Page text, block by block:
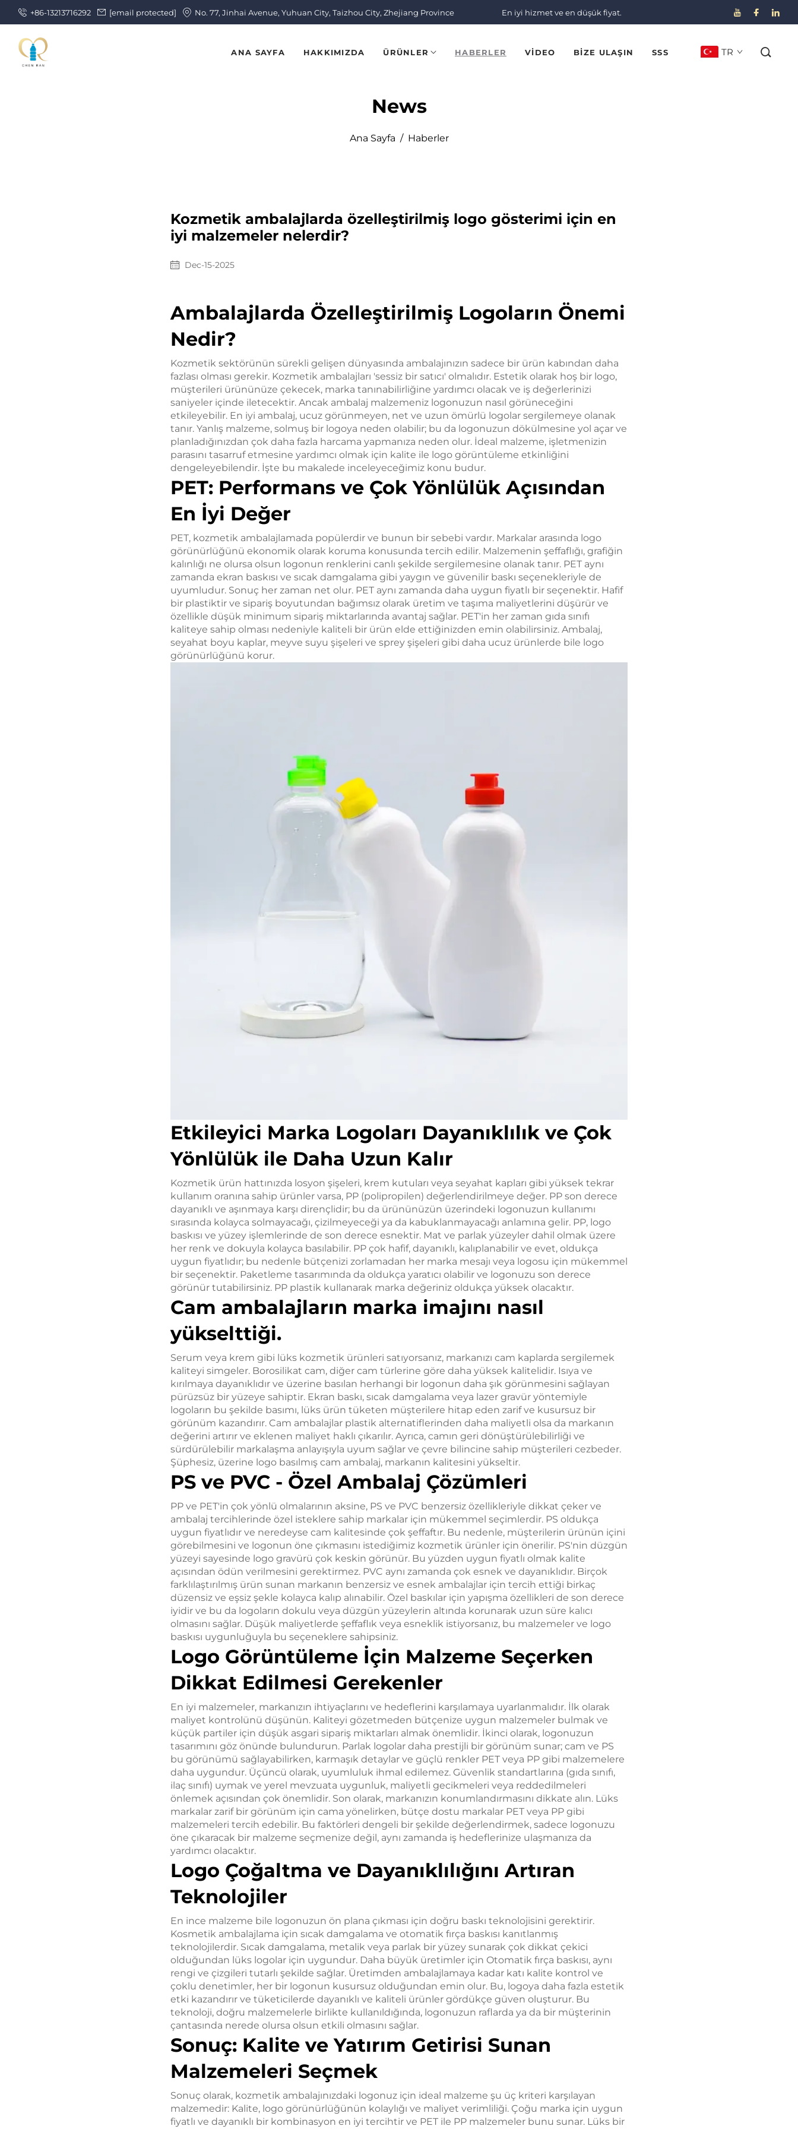
+86-13213716292 [email protected] No. 77, Jinhai Avenue, Yuhuan City, Taizhou City, Zhejiang Province En iyi hizmet ve en düşük fiyat.
ANA SAYFA HAKKIMIZDA ÜRÜNLER HABERLER VIDEO BIZE ULAŞIN SSS TR
Ana Sayfa / Haberler
News
Kozmetik ambalajlarda özelleştirilmiş logo gösterimi için en
iyi malzemeler nelerdir?
Dec-15-2025
Ambalajlarda Özelleştirilmiş Logoların Önemi
Nedir?
Kozmetik sektörünün sürekli gelişen dünyasında ambalajınızın sadece bir ürün kabından daha
fazlası olması gerekir. Kozmetik ambalajları 'sessiz bir satıcı' olmalıdır. Estetik olarak hoş bir logo,
müşterileri ürününüze çekecek, marka tanınabilirliğine yardımcı olacak ve iş değerlerinizi
saniyeler içinde iletecektir. Ancak ambalaj malzemeniz logonuzun nasıl görüneceğini
etkileyebilir. En iyi ambalaj, ucuz görünmeyen, net ve uzun ömürlü logolar sergilemeye olanak
tanır. Yanlış malzeme, solmuş bir logoya neden olabilir; bu da logonuzun dökülmesine yol açar ve
planladığınızdan çok daha fazla harcama yapmanıza neden olur. İdeal malzeme, işletmenizin
parasını tasarruf etmesine yardımcı olmak için kalite ile logo görüntüleme etkinliğini
dengeleyebilendir. İşte bu makalede inceleyeceğimiz konu budur.
PET: Performans ve Çok Yönlülük Açısından
En İyi Değer
PET, kozmetik ambalajlamada popülerdir ve bunun bir sebebi vardır. Markalar arasında logo
görünürlüğünü ekonomik olarak koruma konusunda tercih edilir. Malzemenin şeffaflığı, grafiğin
kalınlığı ne olursa olsun logonun renklerini canlı şekilde sergilemesine olanak tanır. PET aynı
zamanda ekran baskısı ve sıcak damgalama gibi yaygın ve güvenilir baskı seçenekleriyle de
uyumludur. Sonuç her zaman net olur. PET aynı zamanda daha uygun fiyatlı bir seçenektir. Hafif
bir plastiktir ve sipariş boyutundan bağımsız olarak üretim ve taşıma maliyetlerini düşürür ve
özellikle düşük minimum sipariş miktarlarında avantaj sağlar. PET'in her zaman gıda sınıfı
kaliteye sahip olması nedeniyle kaliteli bir ürün elde ettiğinizden emin olabilirsiniz. Ambalaj,
seyahat boyu kaplar, meyve suyu şişeleri ve sprey şişeleri gibi daha ucuz ürünlerde bile logo
görünürlüğünü korur.
Etkileyici Marka Logoları Dayanıklılık ve Çok
Yönlülük ile Daha Uzun Kalır
Kozmetik ürün hattınızda losyon şişeleri, krem kutuları veya seyahat kapları gibi yüksek tekrar
kullanım oranına sahip ürünler varsa, PP (polipropilen) değerlendirilmeye değer. PP son derece
dayanıklı ve aşınmaya karşı dirençlidir; bu da ürününüzün üzerindeki logonuzun kullanımı
sırasında kolayca solmayacağı, çizilmeyeceği ya da kabuklanmayacağı anlamına gelir. PP, logo
baskısı ve yüzey işlemlerinde de son derece esnektir. Mat ve parlak yüzeyler dahil olmak üzere
her renk ve dokuyla kolayca basılabilir. PP çok hafif, dayanıklı, kalıplanabilir ve evet, oldukça
uygun fiyatlıdır; bu nedenle bütçenizi zorlamadan her marka mesajı veya logosu için mükemmel
bir seçenektir. Paketleme tasarımında da oldukça yaratıcı olabilir ve logonuzu son derece
görünür tutabilirsiniz. PP plastik kullanarak marka değeriniz oldukça yüksek olacaktır.
Cam ambalajların marka imajını nasıl
yükselttiği.
Serum veya krem gibi lüks kozmetik ürünleri satıyorsanız, markanızı cam kaplarda sergilemek
kaliteyi simgeler. Borosilikat cam, diğer cam türlerine göre daha yüksek kalitelidir. Isıya ve
kırılmaya dayanıklıdır ve üzerine basılan herhangi bir logonun daha şık görünmesini sağlayan
pürüzsüz bir yüzeye sahiptir. Ekran baskı, sıcak damgalama veya lazer gravür yöntemiyle
logoların bu şekilde basımı, lüks ürün tüketen müşterilere hitap eden zarif ve kusursuz bir
görünüm kazandırır. Cam ambalajlar plastik alternatiflerinden daha maliyetli olsa da markanın
değerini artırır ve eklenen maliyet haklı çıkarılır. Ayrıca, camın geri dönüştürülebilirliği ve
sürdürülebilir markalaşma anlayışıyla uyum sağlar ve çevre bilincine sahip müşterileri cezbeder.
Şüphesiz, üzerine logo basılmış cam ambalaj, markanın kalitesini yükseltir.
PS ve PVC - Özel Ambalaj Çözümleri
PP ve PET'in çok yönlü olmalarının aksine, PS ve PVC benzersiz özellikleriyle dikkat çeker ve
ambalaj tercihlerinde özel isteklere sahip markalar için mükemmel seçimlerdir. PS oldukça
uygun fiyatlıdır ve neredeyse cam kalitesinde çok şeffaftır. Bu nedenle, müşterilerin ürünün içini
görebilmesini ve logonun öne çıkmasını istediğimiz kozmetik ürünler için önerilir. PS'nin düzgün
yüzeyi sayesinde logo gravürü çok keskin görünür. Bu yüzden uygun fiyatlı olmak kalite
açısından ödün verilmesini gerektirmez. PVC aynı zamanda çok esnek ve dayanıklıdır. Birçok
farklılaştırılmış ürün sunan markanın benzersiz ve esnek ambalajlar için tercih ettiği birkaç
düzensiz ve eşsiz şekle kolayca kalıp alınabilir. Özel baskılar için yapışma özellikleri de son derece
iyidir ve bu da logoların dokulu veya düzgün yüzeylerin altında korunarak uzun süre kalıcı
olmasını sağlar. Düşük maliyetlerde şeffaflık veya esneklik istiyorsanız, bu malzemeler ve logo
baskısı uygunluğuyla bu seçeneklere sahipsiniz.
Logo Görüntüleme İçin Malzeme Seçerken
Dikkat Edilmesi Gerekenler
En iyi malzemeler, markanızın ihtiyaçlarını ve hedeflerini karşılamaya uyarlanmalıdır. İlk olarak
maliyet kontrolünü düşünün. Kaliteyi gözetmeden bütçenize uygun malzemeler bulmak ve
küçük partiler için düşük asgari sipariş miktarları almak önemlidir. İkinci olarak, logonuzun
tasarımını göz önünde bulundurun. Parlak logolar daha prestijli bir görünüm sunar; cam ve PS
bu görünümü sağlayabilirken, karmaşık detaylar ve güçlü renkler PET veya PP gibi malzemelere
daha uygundur. Üçüncü olarak, uyumluluk ihmal edilemez. Güvenlik standartlarına (gıda sınıfı,
ilaç sınıfı) uymak ve yerel mevzuata uygunluk, maliyetli gecikmeleri veya reddedilmeleri
önlemek açısından çok önemlidir. Son olarak, markanızın konumlandırmasını dikkate alın. Lüks
markalar zarif bir görünüm için cama yönelirken, bütçe dostu markalar PET veya PP gibi
malzemeleri tercih edebilir. Bu faktörleri dengeli bir şekilde değerlendirmek, sadece logonuzu
öne çıkaracak bir malzeme seçmenize değil, aynı zamanda iş hedeflerinize ulaşmanıza da
yardımcı olacaktır.
Logo Çoğaltma ve Dayanıklılığını Artıran
Teknolojiler
En ince malzeme bile logonuzun ön plana çıkması için doğru baskı teknolojisini gerektirir.
Kosmetik ambalajlama için sıcak damgalama ve otomatik fırça baskısı kanıtlanmış
teknolojilerdir. Sıcak damgalama, metalik veya parlak bir yüzey sunarak çok dikkat çekici
olduğundan lüks logolar için uygundur. Daha büyük üretimler için Otomatik fırça baskısı, aynı
rengi ve çizgileri tutarlı şekilde sağlar. Üretimden ambalajlamaya kadar katı kalite kontrol ve
çoklu denetimler, her bir logonun kusursuz olduğundan emin olur. Bu, logoya daha fazla estetik
etki kazandırır ve tüketicilerde dayanıklı ve kaliteli ürünler gördükçe güven oluşturur. Bu
teknoloji, doğru malzemelerle birlikte kullanıldığında, logonuzun raflarda ya da bir müşterinin
çantasında nerede olursa olsun etkili olmasını sağlar.
Sonuç: Kalite ve Yatırım Getirisi Sunan
Malzemeleri Seçmek
Sonuç olarak, kozmetik ambalajınızdaki logonuz için ideal malzeme şu üç kriteri karşılayan
malzemedir: Kalite, logo görünürlüğünün kolaylığı ve maliyet verimliliği. Çoğu marka için uygun
fiyatlı ve dayanıklı bir kombinasyon en iyi tercihtir ve PET ile PP malzemeler bunu sunar. Lüks bir